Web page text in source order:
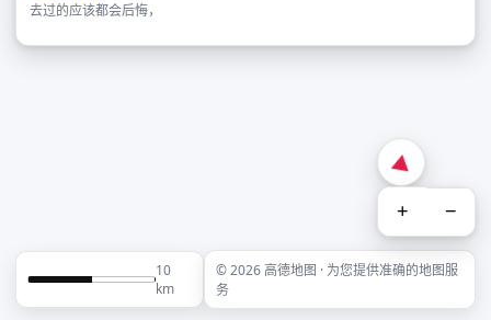
去过的应该都会后悔，
+ −
10
km
© 2026 高德地图 · 为您提供准确的地图服
务